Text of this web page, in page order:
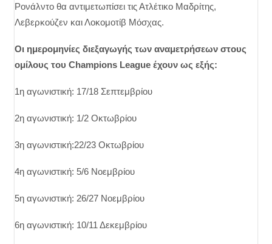
Ρονάλντο θα αντιμετωπίσει τις Ατλέτικο Μαδρίτης,
Λεβερκούζεν και Λοκομοτίβ Μόσχας.
Οι ημερομηνίες διεξαγωγής των αναμετρήσεων στους
ομίλους του Champions League έχουν ως εξής:
1η αγωνιστική: 17/18 Σεπτεμβρίου
2η αγωνιστική: 1/2 Οκτωβρίου
3η αγωνιστική:22/23 Οκτωβρίου
4η αγωνιστική: 5/6 Νοεμβρίου
5η αγωνιστική: 26/27 Νοεμβρίου
6η αγωνιστική: 10/11 Δεκεμβρίου